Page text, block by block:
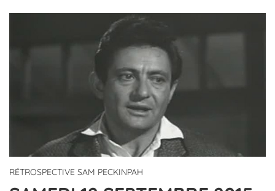
RÉTROSPECTIVE SAM PECKINPAH